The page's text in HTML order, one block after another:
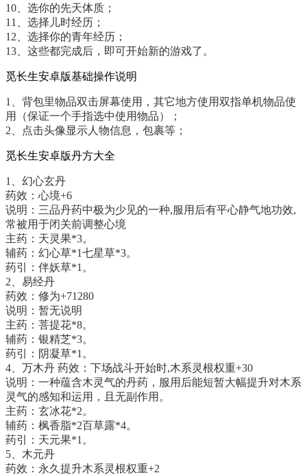
10、选你的先天体质；
11、选择儿时经历；
12、选择你的青年经历；
13、这些都完成后，即可开始新的游戏了。
觅长生安卓版基础操作说明
1、背包里物品双击屏幕使用，其它地方使用双指单机物品使
用（保证一个手指选中使用物品）；
2、点击头像显示人物信息，包裹等；
觅长生安卓版丹方大全
1、幻心玄丹
药效：心境+6
说明：三品丹药中极为少见的一种,服用后有平心静气地功效,
常被用于闭关前调整心境
主药：天灵果*3。
辅药：幻心草*1七星草*3。
药引：伴妖草*1。
2、易经丹
药效：修为+71280
说明：暂无说明
主药：菩提花*8。
辅药：银精芝*3。
药引：阴凝草*1。
4、万木丹 药效：下场战斗开始时,木系灵根权重+30
说明：一种蕴含木灵气的丹药，服用后能短暂大幅提升对木系
灵气的感知和运用，且无副作用。
主药：玄冰花*2。
辅药：枫香脂*2百草露*4。
药引：天元果*1。
5、木元丹
药效：永久提升木系灵根权重+2